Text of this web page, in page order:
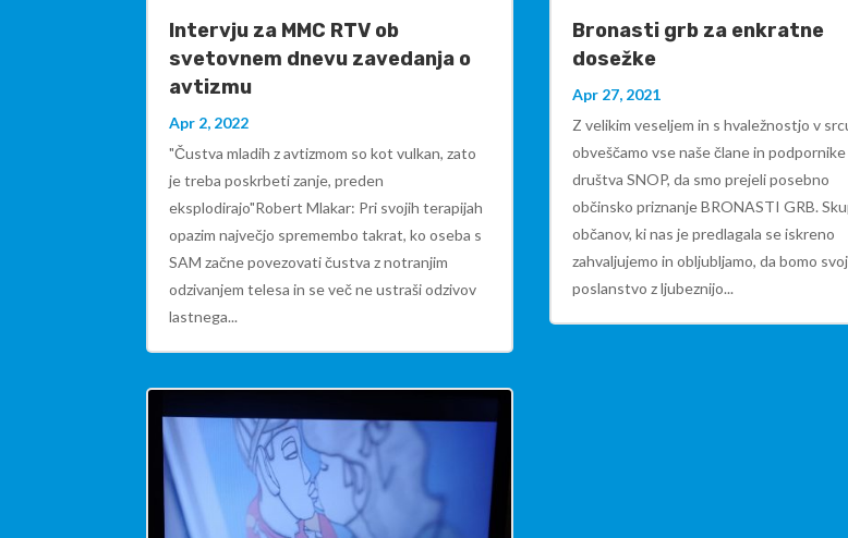
Intervju za MMC RTV ob
svetovnem dnevu zavedanja o
avtizmu
Apr 2, 2022
"Čustva mladih z avtizmom so kot vulkan, zato
je treba poskrbeti zanje, preden
eksplodirajo"Robert Mlakar: Pri svojih terapijah
opazim največjo spremembo takrat, ko oseba s
SAM začne povezovati čustva z notranjim
odzivanjem telesa in se več ne ustraši odzivov
lastnega...
Bronasti grb za enkratne
dosežke
Apr 27, 2021
Z velikim veseljem in s hvaležnostjo v
obveščamo vse naše člane in podpornike
društva SNOP, da smo prejeli posebno
občinsko priznanje BRONASTI GRB.
občanov, ki nas je predlagala se iskreno
zahvaljujemo in obljubljamo, da bomo
poslanstvo z ljubeznijo...